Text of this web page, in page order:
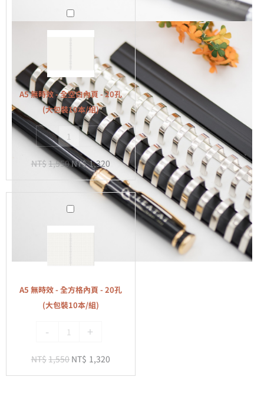
A5
無
效
-
全
空
白
內
頁
-
20
(大
組)
A5 無時效 - 全空白內頁 - 20孔
(大包裝10本/組)
- +
NT$1,550NT$1,320
A5
效
全
方
內
-
20
A5 無時效 - 全方格內頁 - 20孔
(大包裝10本/組)
- +
NT$1,550 NT$ 1,320